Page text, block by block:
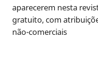
aparecerem nesta
gratuito, com
não-comerciais